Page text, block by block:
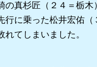
の真杉匠（２４＝栃
行に乗った松井宏佑
れてしまいました。